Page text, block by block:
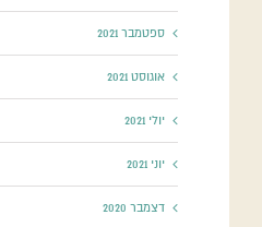
ספטמבר 2021
אוגוסט 2021
יולי 2021
יוני 2021
דצמבר 2020